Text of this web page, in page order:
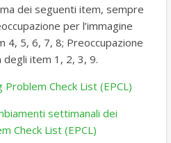
dei seguenti item, sempre
per l’immagine
4, 5, 6, 7, 8; Preoccupazione
degli item 1, 2, 3, 9.
Problem Check List (EPCL)
settimanali dei
Check List (EPCL)